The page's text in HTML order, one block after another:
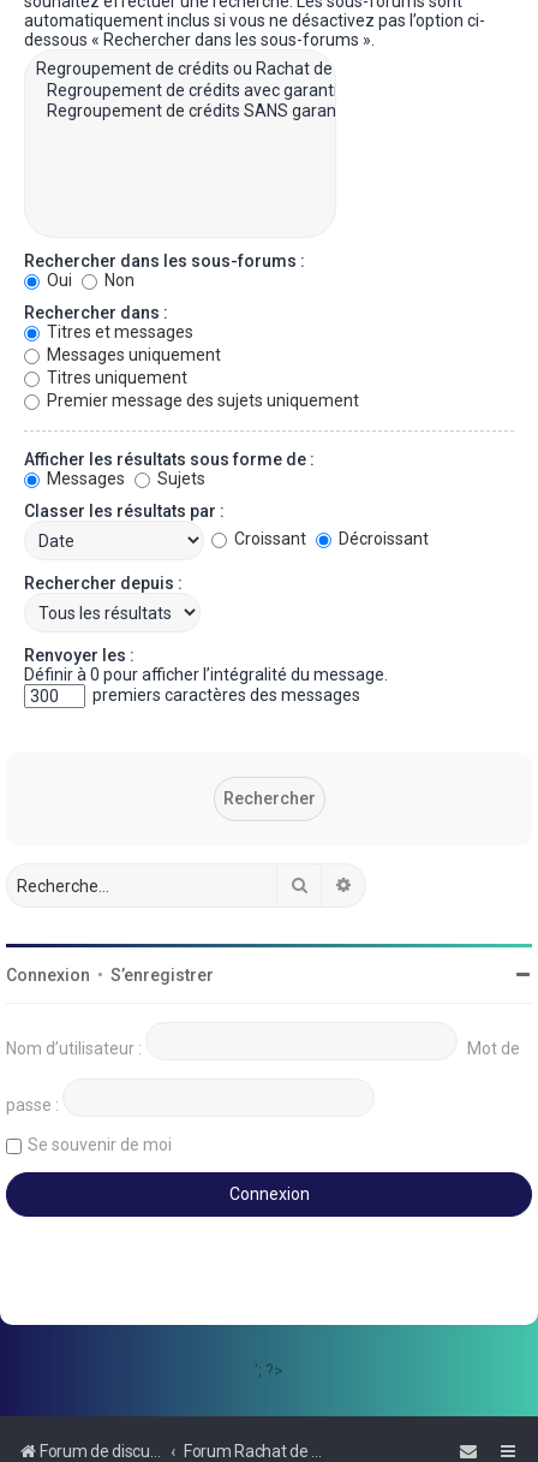
automatiquement inclus si vous ne désactivez pas l’option ci-
dessous « Rechercher dans les sous-forums ».
Rechercher dans les sous-forums :
Oui
Non
Rechercher dans :
Titres et messages
Messages uniquement
Titres uniquement
Premier message des sujets uniquement
Afficher les résultats sous forme de :
Messages
Sujets
Classer les résultats par :
Croissant
Décroissant
Rechercher depuis :
Renvoyer les :
Définir à 0 pour afficher l’intégralité du message.
premiers caractères des messages
Rechercher
Connexion • S’enregistrer
Nom d’utilisateur : Mot de
passe :
Se souvenir de moi
'; ?>
Forum de discussions sur le Regroupement de Crédits et le Rachat de Crédits